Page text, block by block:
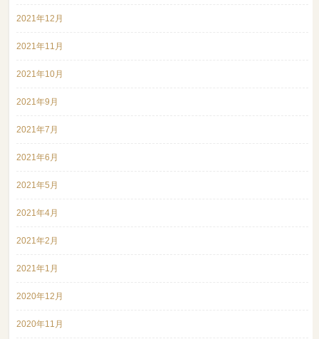
2021年12月
2021年11月
2021年10月
2021年9月
2021年7月
2021年6月
2021年5月
2021年4月
2021年2月
2021年1月
2020年12月
2020年11月